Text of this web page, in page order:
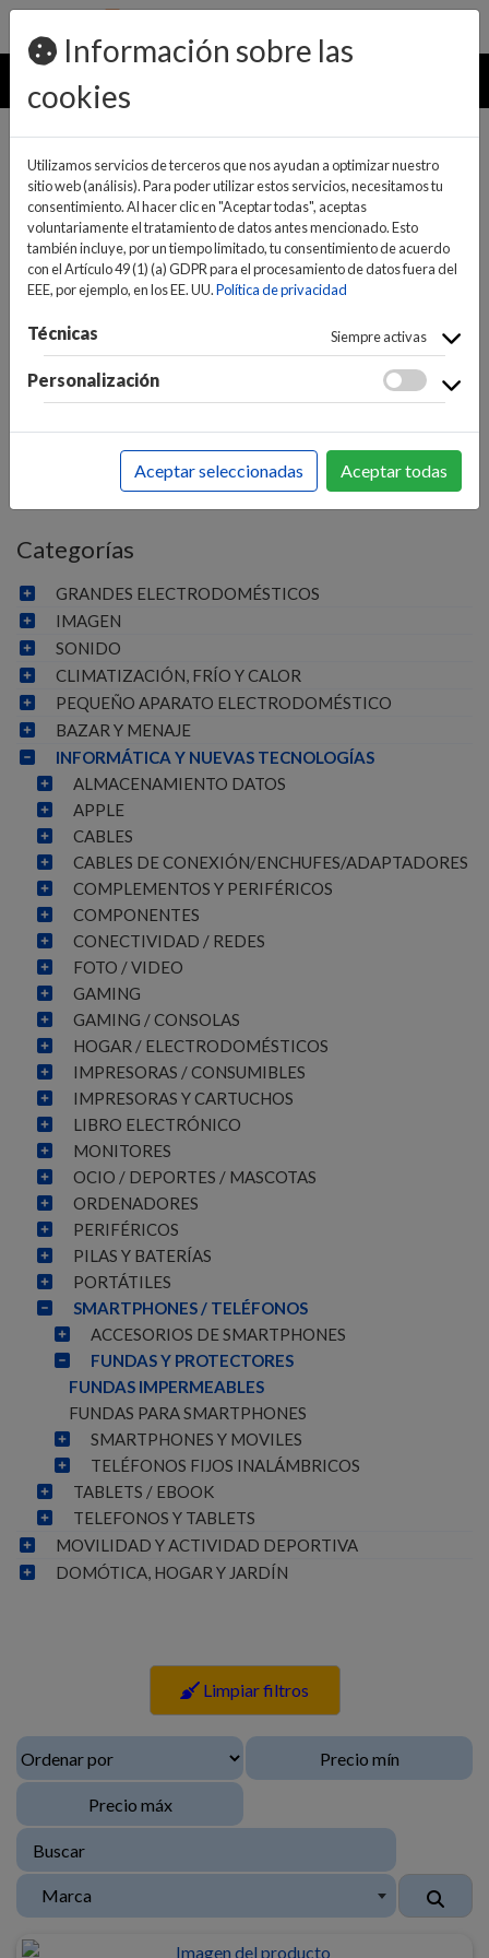
pedidos@ideaelectrodomesticos.com
924 047 836
MENU
INICIO>INFORMÁTICA Y NUEVAS TECNOLOGÍAS>
SMARTPHONES / TELÉFONOS
FUNDAS Y
PROTECTORES>FUNDAS IMPERMEABLES
Categorías
GRANDES ELECTRODOMÉSTICOS
IMAGEN
SONIDO
CLIMATIZACIÓN, FRÍO Y CALOR
PEQUEÑO APARATO ELECTRODOMÉSTICO
BAZAR Y MENAJE
INFORMÁTICA Y NUEVAS TECNOLOGÍAS
ALMACENAMIENTO DATOS
APPLE
CABLES
CABLES DE CONEXIÓN/ENCHUFES/ADAPTADORES
COMPLEMENTOS Y PERIFÉRICOS
COMPONENTES
CONECTIVIDAD / REDES
FOTO / VIDEO
GAMING
GAMING / CONSOLAS
HOGAR / ELECTRODOMÉSTICOS
IMPRESORAS / CONSUMIBLES
IMPRESORAS Y CARTUCHOS
LIBRO ELECTRÓNICO
MONITORES
OCIO / DEPORTES / MASCOTAS
ORDENADORES
PERIFÉRICOS
PILAS Y BATERÍAS
PORTÁTILES
SMARTPHONES / TELÉFONOS
ACCESORIOS DE SMARTPHONES
FUNDAS Y PROTECTORES
FUNDAS IMPERMEABLES
FUNDAS PARA SMARTPHONES
SMARTPHONES Y MOVILES
TELÉFONOS FIJOS INALÁMBRICOS
TABLETS / EBOOK
TELEFONOS Y TABLETS
MOVILIDAD Y ACTIVIDAD DEPORTIVA
DOMÓTICA, HOGAR Y JARDÍN
Limpiar filtros
Marca
Información sobre las
cookies
Utilizamos servicios de terceros que nos ayudan a optimizar nuestro
sitio web (análisis). Para poder utilizar estos servicios, necesitamos tu
consentimiento. Al hacer clic en "Aceptar todas", aceptas
voluntariamente el tratamiento de datos antes mencionado. Esto
también incluye, por un tiempo limitado, tu consentimiento de acuerdo
con el Artículo 49 (1) (a) GDPR para el procesamiento de datos fuera del
EEE, por ejemplo, en los EE. UU.Política de privacidad
Técnicas Siempre activas
Personalización
Aceptar seleccionadas Aceptar todas